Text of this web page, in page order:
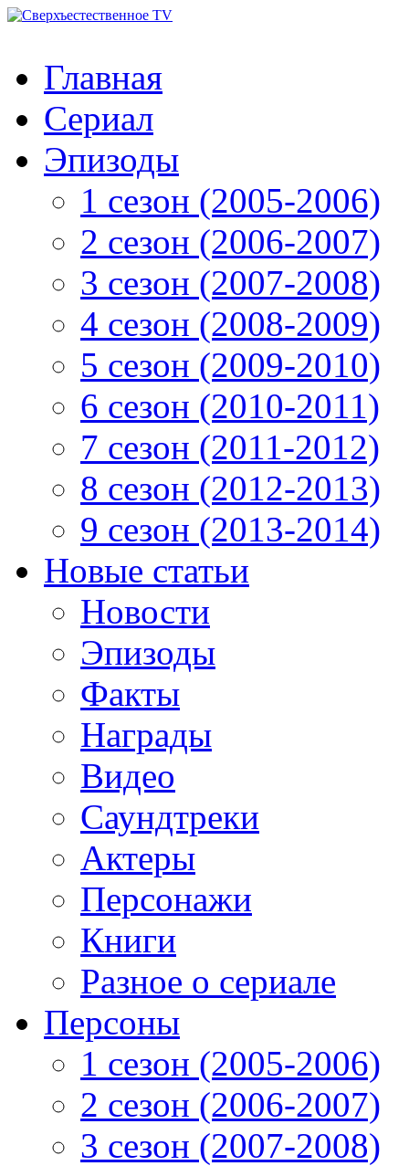
Главная
Сериал
Эпизоды
1 сезон (2005-2006)
2 сезон (2006-2007)
3 сезон (2007-2008)
4 сезон (2008-2009)
5 сезон (2009-2010)
6 сезон (2010-2011)
7 сезон (2011-2012)
8 сезон (2012-2013)
9 сезон (2013-2014)
Новые статьи
Новости
Эпизоды
Факты
Награды
Видео
Саундтреки
Актеры
Персонажи
Книги
Разное о сериале
Персоны
1 сезон (2005-2006)
2 сезон (2006-2007)
3 сезон (2007-2008)